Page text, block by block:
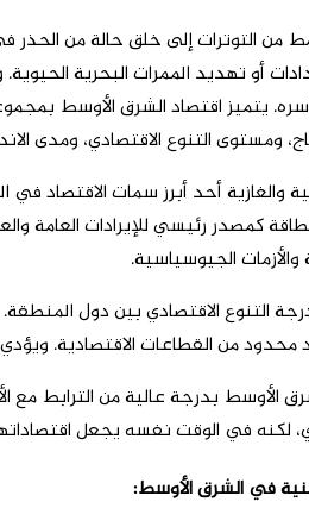
من التوترات إلى خلق حالة من الحذر
أو تهديد الممرات البحرية
يتميز اقتصاد الشرق الأوسط
ومستوى التنوع الاقتصادي، ومدى
والغازية أحد أبرز سمات الاقتصاد
كمصدر رئيسي للإيرادات العامة
الجيوسياسية.
التنوع الاقتصادي بين دول
من القطاعات الاقتصادية. ويؤدي
الأوسط بدرجة عالية من الترابط مع
لكنه في الوقت نفسه يجعل